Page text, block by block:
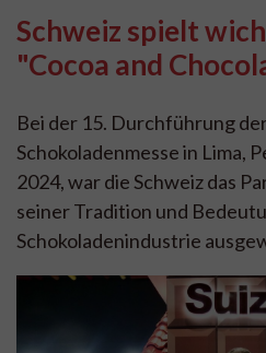
Schweiz spielt
"Cocoa and
Bei der 15. Durchführung
Schokoladenmesse in Lima,
2024, war die Schweiz das
seiner Tradition und
Schokoladenindustrie